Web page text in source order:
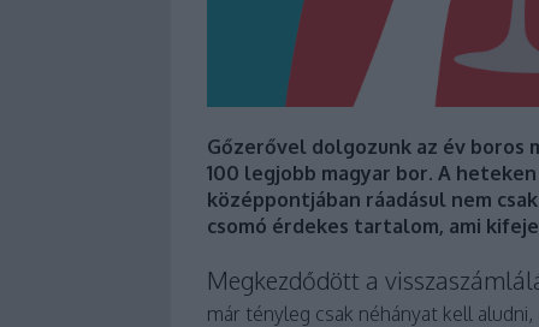
Gőzerővel dolgozunk az év boros
100 legjobb magyar bor. A
középpontjában ráadásul nem
csomó érdekes tartalom, ami
Megkezdődött a
már tényleg csak néhányat kell